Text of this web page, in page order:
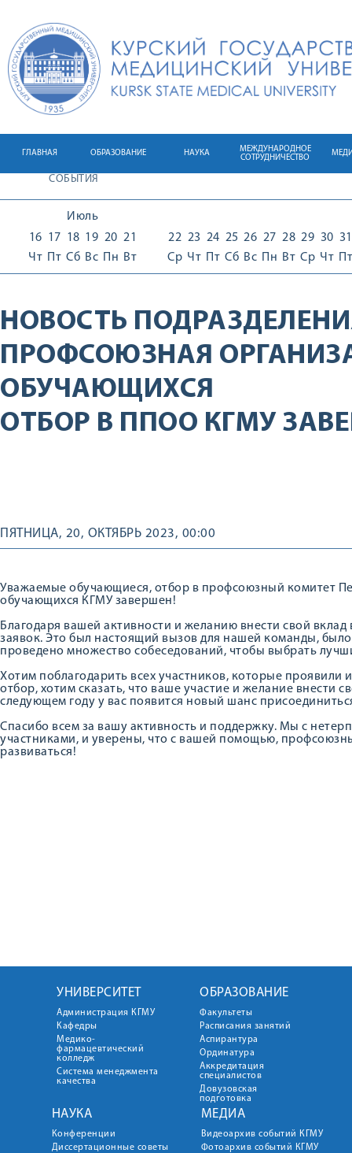
ГЛАВНАЯ ОБРАЗОВАНИЕ НАУКА
МЕЖДУНАРОДНОЕ
СОТРУДНИЧЕСТВО
СОБЫТИЯ
Июль
16
Чт
17
Пт
18
Сб
19
Вс
20
Пн
21
Вт
22
Ср
23
Чт
24
Пт
25
Сб
26
Вс
27
Пн
28
Вт
29
Ср
30
Чт
31
Пт
НОВОСТЬ
ПРОФСОЮЗНАЯ
ОБУЧАЮЩИХСЯ
ОТБОР В ППОО КГМУ
ПЯТНИЦА, 20, ОКТЯБРЬ 2023, 00:00
Уважаемые обучающиеся, отбор в профсоюзный комитет
обучающихся КГМУ завершен!
Благодаря вашей активности и желанию внести свой
заявок. Это был настоящий вызов для нашей команды,
проведено множество собеседований, чтобы выбрать
Хотим поблагодарить всех участников, которые
отбор, хотим сказать, что ваше участие и желание внести
следующем году у вас появится новый шанс
Спасибо всем за вашу активность и поддержку. Мы с
участниками, и уверены, что с вашей помощью,
развиваться!
УНИВЕРСИТЕТ
Администрация КГМУ
Кафедры
Медико-
фармацевтический
колледж
Система менеджмента
качества
ОБРАЗОВАНИЕ
Факультеты
Расписания занятий
Аспирантура
Ординатура
Аккредитация
специалистов
Довузовская
подготовка
НАУКА
Конференции
Диссертационные советы
МЕДИА
Видеоархив событий КГМУ
Фотоархив событий КГМУ